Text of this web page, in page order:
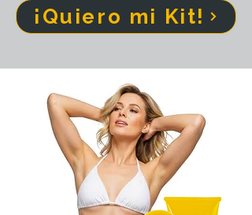
¡Quiero mi Kit!